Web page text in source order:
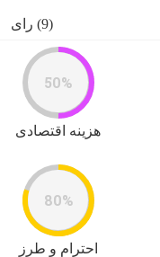
(9) رای
80%
احترام و طرز
50%
هزینه اقتصادی